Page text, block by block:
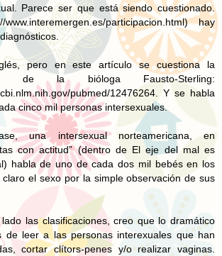
Parece ser que está siendo cuestionado.
participacion.html) hay
pero en este artículo se cuestiona la
de la bióloga Fausto-Sterling:
pubmed/12476264. Y se habla
cinco mil personas intersexuales.
una intersexual norteamericana, en
con actitud” (dentro de El eje del mal es
habla de uno de cada dos mil bebés en los
el sexo por la simple observación de sus
las clasificaciones, creo que lo dramático
de leer a las personas interexuales que han
cortar clítors-penes y/o realizar vaginas.